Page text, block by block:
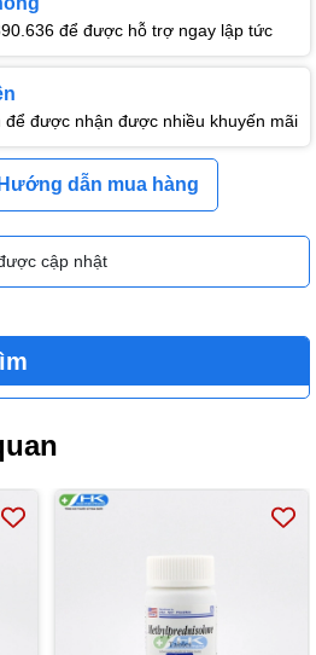
để được hỗ trợ ngay lập tức
được nhận được nhiều khuyến mãi
Hướng dẫn mua hàng
cập nhật